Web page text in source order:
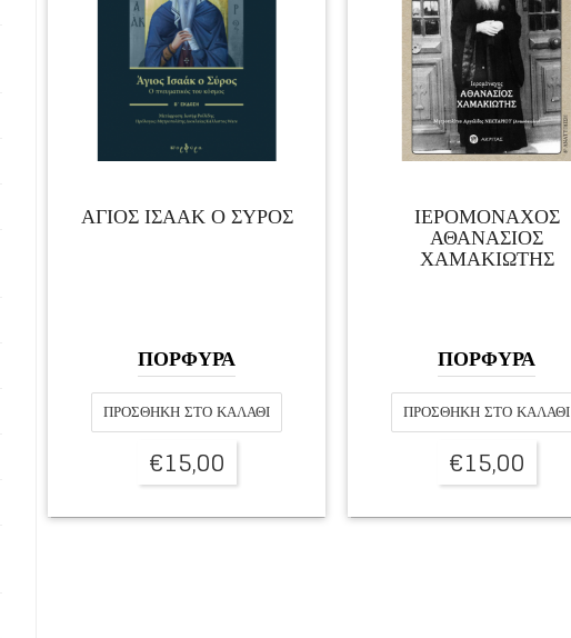
ΑΓΙΟΣ ΙΣΑΑΚ Ο ΣΥΡΟΣ
ΠΟΡΦΥΡΑ
ΠΡΟΣΘΉΚΗ ΣΤΟ ΚΑΛΆΘΙ
€15,00
ΙΕΡΟΜΟΝΑΧΟΣ
ΑΘΑΝΑΣΙΟΣ
ΧΑΜΑΚΙΩΤΗΣ
ΠΟΡΦΥΡΑ
ΠΡΟΣΘΉΚΗ ΣΤΟ ΚΑΛΆΘΙ
€15,00